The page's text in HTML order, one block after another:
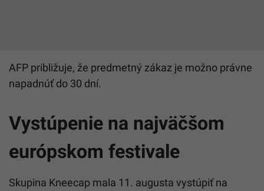
AFP približuje, že predmetný zákaz je možno právne
napadnúť do 30 dní.
Vystúpenie na najväčšom
európskom festivale
Skupina Kneecap mala 11. augusta vystúpiť na